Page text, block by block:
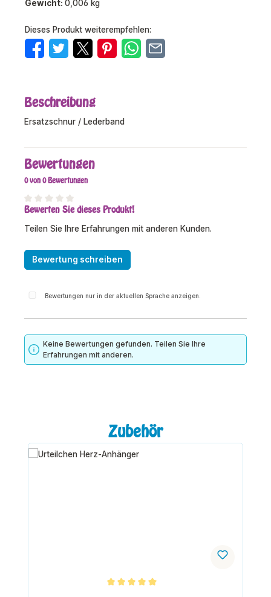
Gewicht: 0,006 kg
Dieses Produkt weiterempfehlen:
Beschreibung
Ersatzschnur / Lederband
Bewertungen
0 von 0 Bewertungen
Durchschnittliche Bewertung von 0 von 5 Sternen
Bewerten Sie dieses Produkt!
Teilen Sie Ihre Erfahrungen mit anderen Kunden.
Bewertung schreiben
Bewertungen nur in der aktuellen Sprache anzeigen.
Keine Bewertungen gefunden. Teilen Sie Ihre
Erfahrungen mit anderen.
Produktgalerie überspringenZubehör